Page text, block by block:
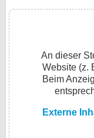
An dieser
Website (z.
Beim
Externe